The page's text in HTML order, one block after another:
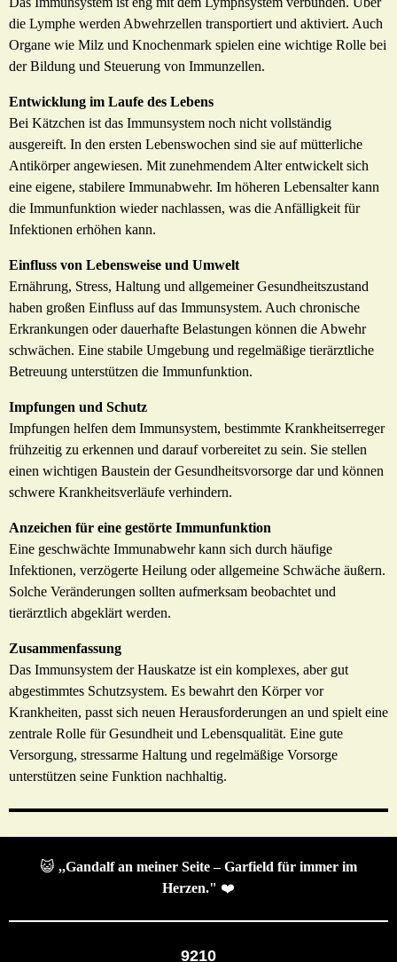
die Lymphe werden Abwehrzellen transportiert und aktiviert. Auch
Organe wie Milz und Knochenmark spielen eine wichtige Rolle bei
der Bildung und Steuerung von Immunzellen.
Entwicklung im Laufe des Lebens
Bei Kätzchen ist das Immunsystem noch nicht vollständig
ausgereift. In den ersten Lebenswochen sind sie auf mütterliche
Antikörper angewiesen. Mit zunehmendem Alter entwickelt sich
eine eigene, stabilere Immunabwehr. Im höheren Lebensalter kann
die Immunfunktion wieder nachlassen, was die Anfälligkeit für
Infektionen erhöhen kann.
Einfluss von Lebensweise und Umwelt
Ernährung, Stress, Haltung und allgemeiner Gesundheitszustand
haben großen Einfluss auf das Immunsystem. Auch chronische
Erkrankungen oder dauerhafte Belastungen können die Abwehr
schwächen. Eine stabile Umgebung und regelmäßige tierärztliche
Betreuung unterstützen die Immunfunktion.
Impfungen und Schutz
Impfungen helfen dem Immunsystem, bestimmte Krankheitserreger
frühzeitig zu erkennen und darauf vorbereitet zu sein. Sie stellen
einen wichtigen Baustein der Gesundheitsvorsorge dar und können
schwere Krankheitsverläufe verhindern.
Anzeichen für eine gestörte Immunfunktion
Eine geschwächte Immunabwehr kann sich durch häufige
Infektionen, verzögerte Heilung oder allgemeine Schwäche äußern.
Solche Veränderungen sollten aufmerksam beobachtet und
tierärztlich abgeklärt werden.
Zusammenfassung
Das Immunsystem der Hauskatze ist ein komplexes, aber gut
abgestimmtes Schutzsystem. Es bewahrt den Körper vor
Krankheiten, passt sich neuen Herausforderungen an und spielt eine
zentrale Rolle für Gesundheit und Lebensqualität. Eine gute
Versorgung, stressarme Haltung und regelmäßige Vorsorge
unterstützen seine Funktion nachhaltig.
😺 ,,Gandalf an meiner Seite – Garfield für immer im
Herzen." ❤️
9210